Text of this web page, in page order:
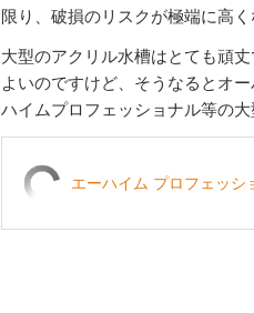
限り、破損のリスクが極端に高
大型のアクリル水槽はとても頑
よいのですけど、そうなるとオ
ハイムプロフェッショナル等の
エーハイム プロフェッ